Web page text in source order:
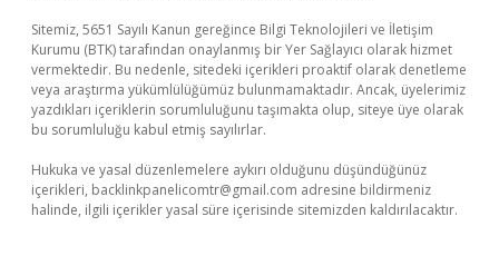
Sitemiz, 5651 Sayılı Kanun gereğince Bilgi Teknolojileri ve İletişim
Kurumu (BTK) tarafından onaylanmış bir Yer Sağlayıcı olarak hizmet
vermektedir. Bu nedenle, sitedeki içerikleri proaktif olarak denetleme
veya araştırma yükümlülüğümüz bulunmamaktadır. Ancak, üyelerimiz
yazdıkları içeriklerin sorumluluğunu taşımakta olup, siteye üye olarak
bu sorumluluğu kabul etmiş sayılırlar.
Hukuka ve yasal düzenlemelere aykırı olduğunu düşündüğünüz
içerikleri, backlinkpanelicomtr@gmail.com adresine bildirmeniz
halinde, ilgili içerikler yasal süre içerisinde sitemizden kaldırılacaktır.